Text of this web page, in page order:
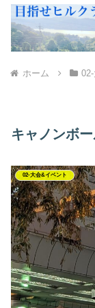
ホーム
キャノンボ
02-大会&イベント